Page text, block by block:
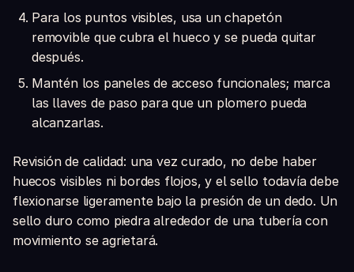
Para los puntos visibles, usa un chapetón
removible que cubra el hueco y se pueda quitar
después.
Mantén los paneles de acceso funcionales; marca
las llaves de paso para que un plomero pueda
alcanzarlas.
Revisión de calidad: una vez curado, no debe haber
huecos visibles ni bordes flojos, y el sello todavía debe
flexionarse ligeramente bajo la presión de un dedo. Un
sello duro como piedra alrededor de una tubería con
movimiento se agrietará.